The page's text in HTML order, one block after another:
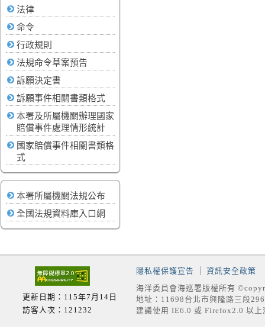
法律
命令
行政規則
法規命令草案預告
訴願決定書
訴願事件相關書類格式
本署及所屬機關辦理國家
賠償事件處理情形統計
國家賠償事件相關書類格
式
本署所屬機關法規公布
全國法規資料庫入口網
更新日期：115年7月14日
訪客人次：121232
隱私權保護宣告
資訊安全政策
海洋委員會海巡署版權所有
地址：11698台北市興隆路三段
建議使用 IE6.0 或 Firefox2.0 以